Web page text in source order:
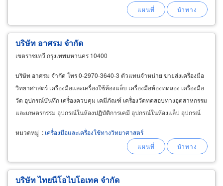
บริษัท อาศรม จำกัด
เขตราชเทวี กรุงเทพมหานคร 10400
บริษัท อาศรม จำกัด โทร 0-2970-3640-3 ตัวแทนจำหน่าย ขายส่งเครื่องมือ
วิทยาศาสตร์ เครื่องมือและเครื่องใช้ห้องแล็บ เครื่องมือห้องทดลอง เครื่องมือ
วัด อุปกรณ์บันทึก เครื่องควบคุม เคมีภัณฑ์ เครื่องวัดทดสอบทางอุตสาหกรรม
และเกษตรกรรม อุปกรณ์ในห้องปฏิบัติการเคมี อุปกรณ์ในห้องแล็ป อุปกรณ์
หมวดหมู่ : เครื่องมือและเครื่องใช้ทางวิทยาศาสตร์
บริษัท ไทยนีโอไบโอเทค จำกัด